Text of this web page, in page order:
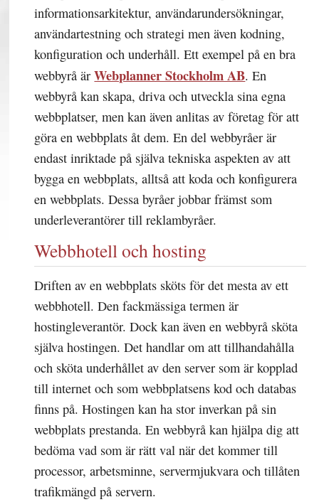
informationsarkitektur, användarundersökningar,
användartestning och strategi men även kodning,
konfiguration och underhåll. Ett exempel på en bra
webbyrå ärWebplanner Stockholm AB. En
webbyrå kan skapa, driva och utveckla sina egna
webbplatser, men kan även anlitas av företag för att
göra en webbplats åt dem. En del webbyråer är
endast inriktade på själva tekniska aspekten av att
bygga en webbplats, alltså att koda och konfigurera
en webbplats. Dessa byråer jobbar främst som
underleverantörer till reklambyråer.
Webbhotell och hosting
Driften av en webbplats sköts för det mesta av ett
webbhotell. Den fackmässiga termen är
hostingleverantör. Dock kan även en webbyrå sköta
själva hostingen. Det handlar om att tillhandahålla
och sköta underhållet av den server som är kopplad
till internet och som webbplatsens kod och databas
finns på. Hostingen kan ha stor inverkan på sin
webbplats prestanda. En webbyrå kan hjälpa dig att
bedöma vad som är rätt val när det kommer till
processor, arbetsminne, servermjukvara och tillåten
trafikmängd på servern.